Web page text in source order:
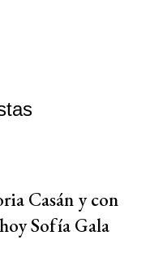
Casán y con
Sofía Gala